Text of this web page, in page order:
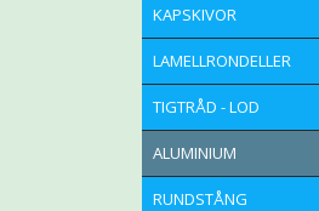
KAPSKIVOR
LAMELLRONDELLER
TIGTRÅD - LOD
ALUMINIUM
RUNDSTÅNG